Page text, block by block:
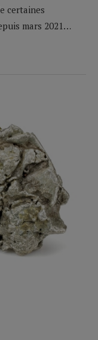
certaines
mars 2021…